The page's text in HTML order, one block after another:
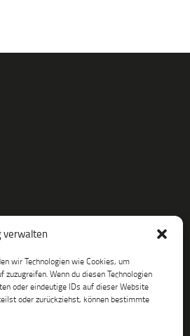
verwalten
wir Technologien wie Cookies, um
Wenn du diesen Technologien
oder eindeutige IDs auf dieser Website
oder zurückziehst, können bestimmte